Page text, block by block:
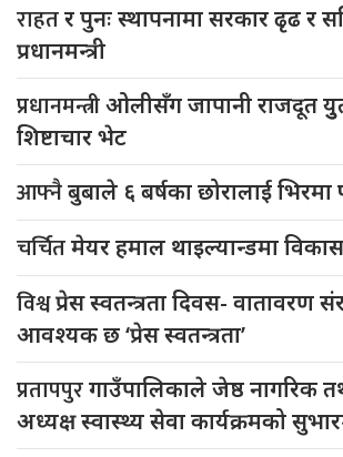
राहतर पुनः स्थापनामा सरकार ढृढ र
प्रधानमन्त्री
प्रधानमन्त्रीओलीसँग जापानी राजदूत
शिष्टाचार भेट
आफ्नैबुबाले ६ बर्षका छोरालाई
चर्चितमेयर हमाल थाइल्यान्डमा
विश्वप्रेस स्वतन्त्रता दिवस- वातावरण
आवश्यक छ ‘प्रेस स्वतन्त्रता’
प्रतापपुरगाउँपालिकाले जेष्ठ नागरिक
अध्यक्ष स्वास्थ्य सेवा कार्यक्रमको